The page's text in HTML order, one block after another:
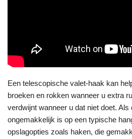
Een telescopische valet-haak kan
broeken en rokken wanneer u extra
verdwijnt wanneer u dat niet doet.
ongemakkelijk is op een typische
opslagopties zoals haken, die